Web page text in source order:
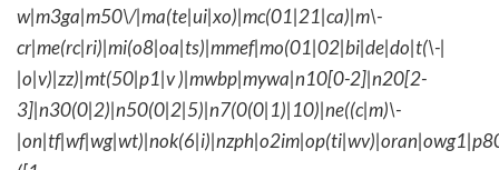
w|m3ga|m50\/|ma(te|ui|xo)|mc(01|21|ca)|m\-
cr|me(rc|ri)|mi(o8|oa|ts)|mmef|mo(01|02|bi|de|do|t(\-|
|o|v)|zz)|mt(50|p1|v )|mwbp|mywa|n10[0-2]|n20[2-
3]|n30(0|2)|n50(0|2|5)|n7(0(0|1)|10)|ne((c|m)\-